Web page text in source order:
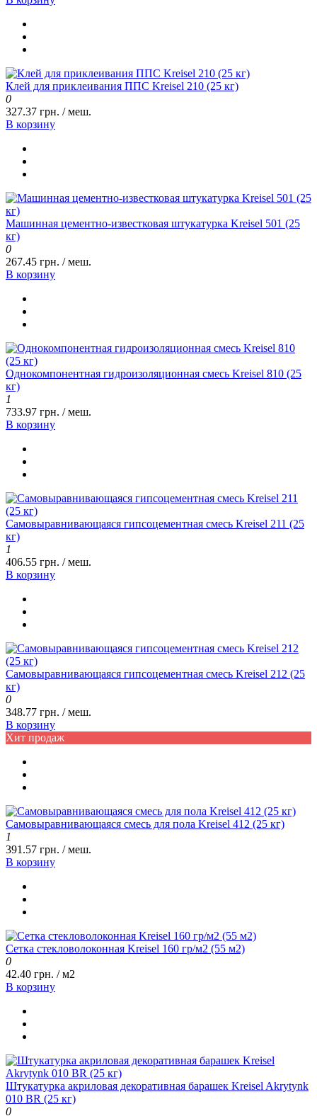
Клей для приклеивания ППС Kreisel 210 (25 кг)
0
327.37 грн. / меш.
В корзину
Машинная цементно-известковая штукатурка Kreisel 501 (25
кг)
0
267.45 грн. / меш.
В корзину
Однокомпонентная гидроизоляционная смесь Kreisel 810 (25
кг)
1
733.97 грн. / меш.
В корзину
Самовыравнивающаяся гипсоцементная смесь Kreisel 211 (25
кг)
1
406.55 грн. / меш.
В корзину
Самовыравнивающаяся гипсоцементная смесь Kreisel 212 (25
кг)
0
348.77 грн. / меш.
В корзину
Хит продаж
Самовыравнивающаяся смесь для пола Kreisel 412 (25 кг)
1
391.57 грн. / меш.
В корзину
Сетка стекловолоконная Kreisel 160 гр/м2 (55 м2)
0
42.40 грн. / м2
В корзину
Штукатурка акриловая декоративная барашек Kreisel Akrytynk
010 BR (25 кг)
0